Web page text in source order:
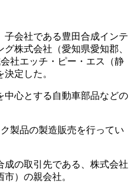
子会社である豊田合成インテ
株式会社（愛知県愛知郡、
社エッチ・ピー・エス（静
定した。
中心とする自動車部品などの
製品の製造販売を行ってい
成の取引先である、株式会社
）の親会社。